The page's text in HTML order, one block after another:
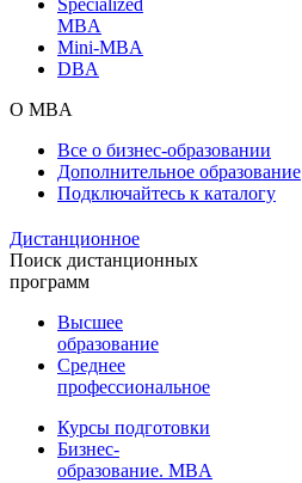
MBA
Mini-MBA
DBA
О MBA
Все о бизнес-образовании
Дополнительное образование
Подключайтесь к каталогу
Дистанционное
Поиск дистанционных
программ
Высшее
образование
Среднее
профессиональное
Курсы подготовки
Бизнес-
образование. MBA